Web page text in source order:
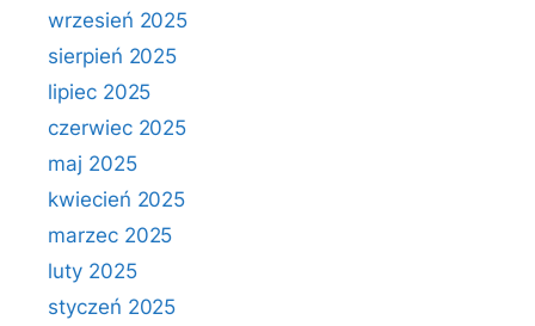
wrzesień 2025
sierpień 2025
lipiec 2025
czerwiec 2025
maj 2025
kwiecień 2025
marzec 2025
luty 2025
styczeń 2025